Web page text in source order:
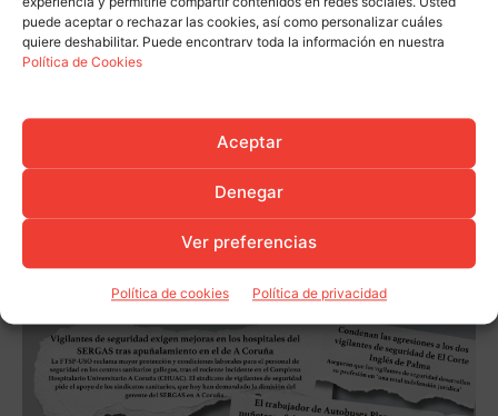
puede aceptar o rechazar las cookies, así como personalizar cuáles
quiere deshabilitar. Puede encontrarv toda la información en nuestra
Política de Cookies
Aceptar
Denegar
Ver preferencias
Política de cookies Política de privacidad